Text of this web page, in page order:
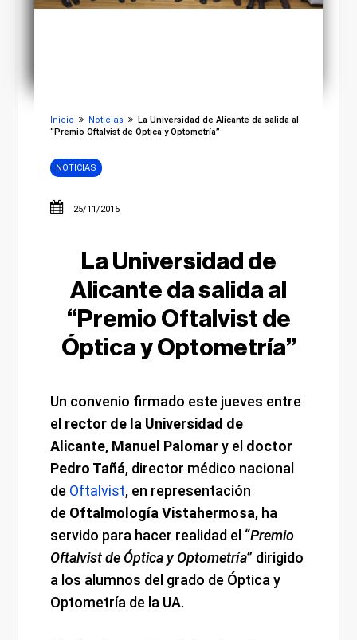
Inicio Noticias
La Universidad de Alicante da salida al
“Premio Oftalvist de Óptica y Optometría”
NOTICIAS
25/11/2015
La Universidad de
Alicante da salida al
“Premio Oftalvist de
Óptica y Optometría”
Un convenio firmado este jueves entre
el rector de la Universidad de
Alicante, Manuel Palomary el doctor
Pedro Tañá, director médico nacional
de Oftalvist, en representación
de Oftalmología Vistahermosa, ha
servido para hacer realidad el “Premio
Oftalvist de Óptica y Optometría” dirigido
a los alumnos del grado de Óptica y
Optometría de la UA.